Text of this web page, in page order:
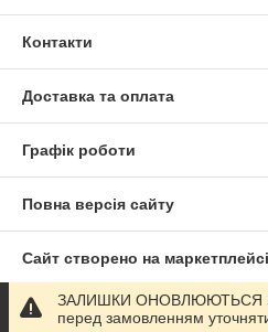
Контакти
Доставка та оплата
Графік роботи
Повна версія сайту
Сайт створено на маркетплейсі
Політика конфіденційності
ЗАЛИШКИ ОНОВЛЮЮТЬСЯ
перед замовленням